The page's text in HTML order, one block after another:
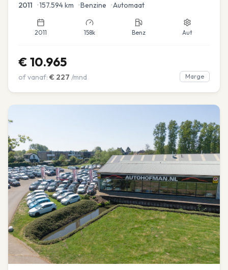
2011 •157.594km •Benzine •Automaat
2011 158k Benz Aut
€ 10.965
of vanaf: € 227 /mnd Marge